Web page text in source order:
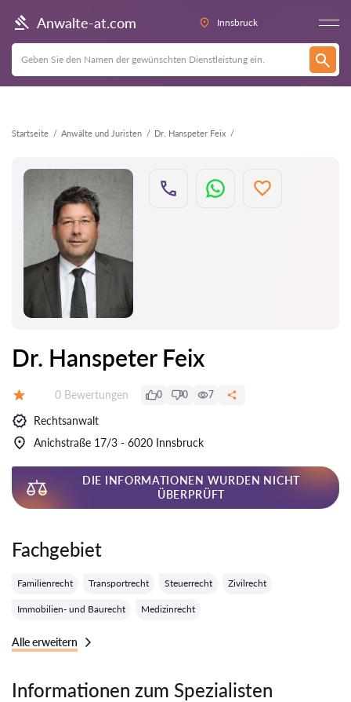
Anwalte-at.com Innsbruck
Startseite Anwälte und Juristen Dr. Hanspeter Feix
Zurück
Dr. Hanspeter Feix
Bewertungen:
0 Bewertungen 0 0 7
Rechtsanwalt
Anichstraße 17/3 - 6020 Innsbruck
DIE INFORMATIONEN WURDEN NICHT
ÜBERPRÜFT
Fachgebiet
Familienrecht Transportrecht Steuerrecht Zivilrecht
Immobilien- und Baurecht Medizinrecht
Alle erweitern
Informationen zum Spezialisten